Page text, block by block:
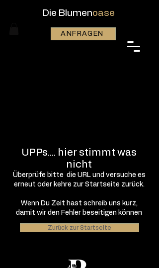
Die Blumenoase
ANFRAGEN
UPPs.... hier stimmt was
nicht
Überprüfe bitte die URL und versuche es
erneut oder kehre zur Startseite zurück.
Wenn Du Zeit hast schreib uns kurz,
damit wir den Fehler beseitigen können
Zurück zur Startseite